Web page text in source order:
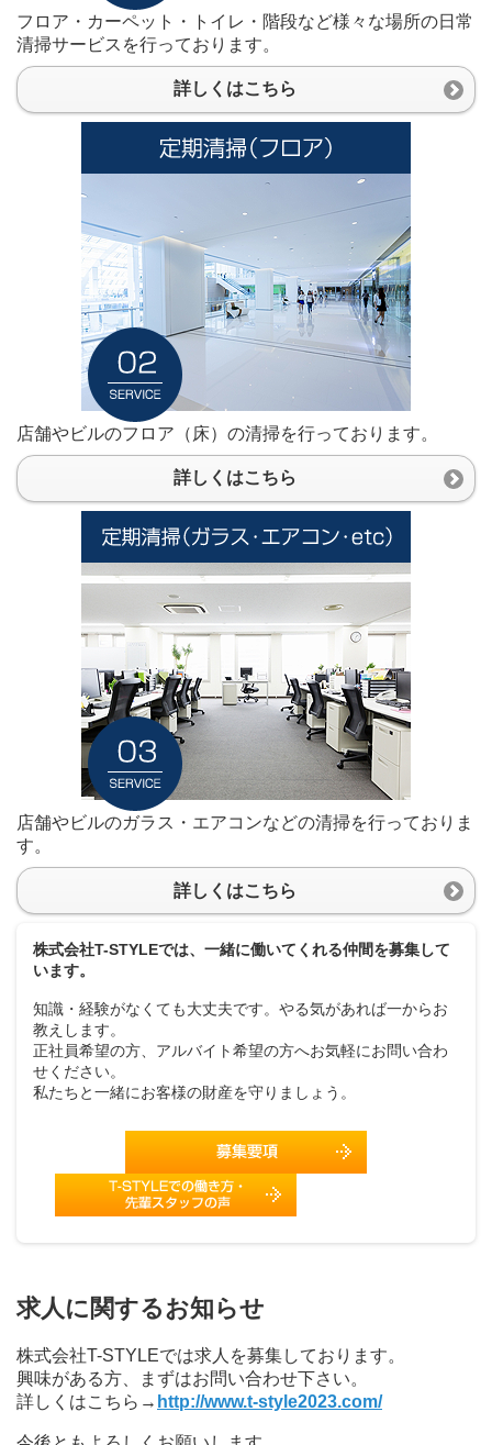
フロア・カーペット・トイレ・階段など様々な場所の日常
清掃サービスを行っております。
詳しくはこちら
店舗やビルのフロア（床）の清掃を行っております。
詳しくはこちら
店舗やビルのガラス・エアコンなどの清掃を行っておりま
す。
詳しくはこちら
株式会社T-STYLEでは、一緒に働いてくれる仲間を募集して
います。
知識・経験がなくても大丈夫です。やる気があれば一からお
教えします。
正社員希望の方、アルバイト希望の方へお気軽にお問い合わ
せください。
私たちと一緒にお客様の財産を守りましょう。
求人に関するお知らせ
株式会社T-STYLEでは求人を募集しております。
興味がある方、まずはお問い合わせ下さい。
詳しくはこちら→ http://www.t-style2023.com/